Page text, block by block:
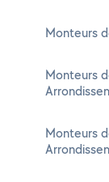
Monteurs
Monteurs
Monteurs